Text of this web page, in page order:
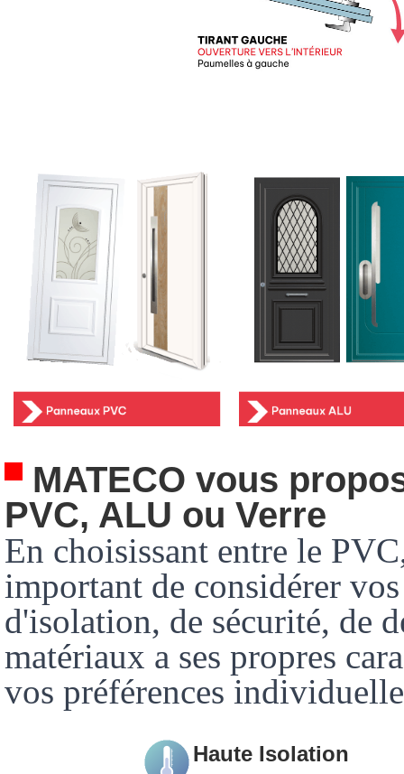
MATECO vous
PVC, ALU ou Verre
En choisissant entre le
important de considérer
d'isolation, de sécurité, de
matériaux a ses propres
vos préférences
Haute Isolation